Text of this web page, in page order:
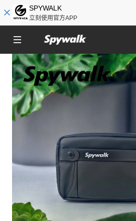
SPYWALK
立刻使用官方APP